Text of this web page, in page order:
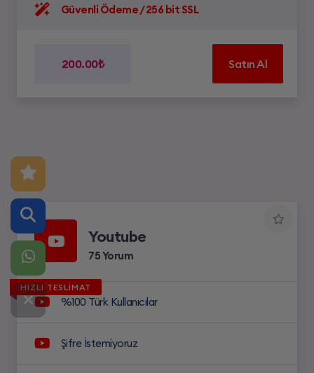
Güvenli Ödeme / 256 bit SSL
200.00₺ Satın Al
Youtube
75 Yorum
HIZLI TESLİMAT
%100 Türk Kullanıcılar
Şifre İstemiyoruz